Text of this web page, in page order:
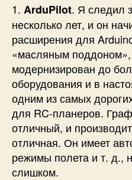
1. ArduPilot. Я следил
несколько лет, и он
расширения для
«масляным
модернизирован до
оборудования и в
одним из самых
для RC-планеров.
отличный, и
отличная. Он имеет
режимы полета и т. д.,
слишком.